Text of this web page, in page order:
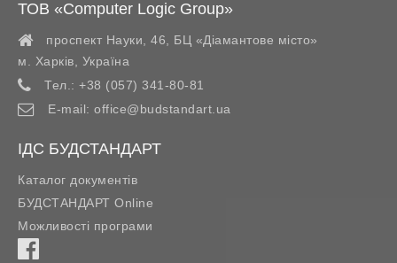
ТОВ «Computer Logic Group»
проспект Науки, 46, БЦ «Діамантове місто»
м. Харків
Україна
Тел.: +38 (057) 341-80-81
E-mail: office@budstandart.ua
ІДС БУДСТАНДАРТ
Каталог документів
БУДСТАНДАРТ Online
Можливості програми